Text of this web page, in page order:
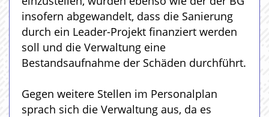
insofern abgewandelt, dass die Sanierung
durch ein Leader-Projekt finanziert werden
soll und die Verwaltung eine
Bestandsaufnahme der Schäden durchführt.
Gegen weitere Stellen im Personalplan
sprach sich die Verwaltung aus, da es